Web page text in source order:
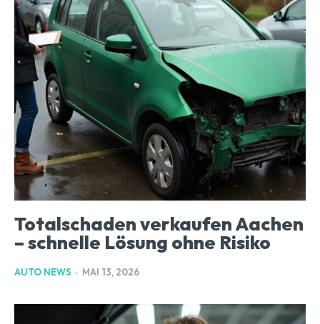
Totalschaden verkaufen Aachen
– schnelle Lösung ohne Risiko
AUTO NEWS - MAI 13, 2026